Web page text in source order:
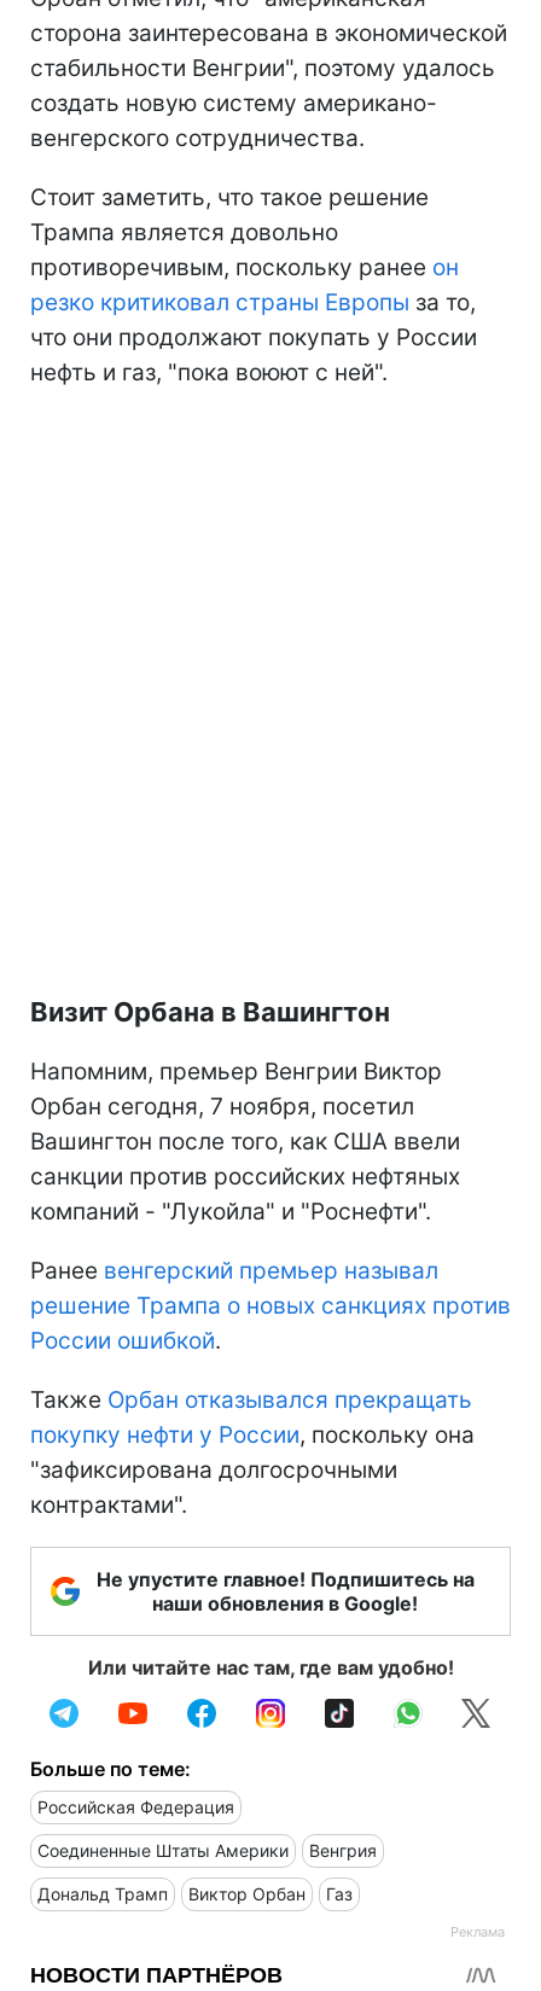
сторона заинтересована в экономической
стабильности Венгрии", поэтому удалось
создать новую систему американо-
венгерского сотрудничества.
Стоит заметить, что такое решение
Трампа является довольно
противоречивым, поскольку ранее он
резко критиковал страны Европы за то,
что они продолжают покупать у России
нефть и газ, "пока воюют с ней".
Визит Орбана в Вашингтон
Напомним, премьер Венгрии Виктор
Орбан сегодня, 7 ноября, посетил
Вашингтон после того, как США ввели
санкции против российских нефтяных
компаний - "Лукойла" и "Роснефти".
Ранее венгерский премьер называл
решение Трампа о новых санкциях против
России ошибкой.
Также Орбан отказывался прекращать
покупку нефти у России, поскольку она
"зафиксирована долгосрочными
контрактами".
Не упустите главное! Подпишитесь на
наши обновления в Google!
Или читайте нас там, где вам удобно!
Больше по теме:
Российская Федерация
Соединенные Штаты Америки Венгрия
Дональд Трамп Виктор Орбан Газ